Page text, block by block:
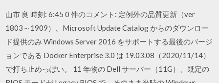
山市 良 時刻: 6:45 0 件のコメント: 定例外の品質更新（ver
1803～1909）、Microsoft Update Catalog からのダウンロー
ド提供のみ Windows Server 2016 をサポートする最後のバージ
ョンである Docker Enterprise 3.0 は 19.03.08（2020/11/14）
で打ち止めっぽい。 11 年物の Dell サーバー（11G）、既定の